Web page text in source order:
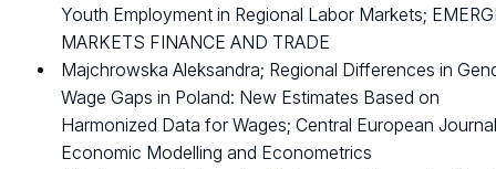
Youth Employment in Regional Labor Markets;
MARKETS FINANCE AND TRADE
Majchrowska Aleksandra; Regional Differences in
Wage Gaps in Poland: New Estimates Based on
Harmonized Data for Wages; Central European
Economic Modelling and Econometrics